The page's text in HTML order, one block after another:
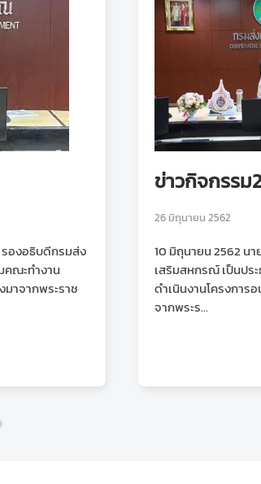
รองอธิบดีกรมส่ง
คณะทำงาน
าจากพระราช
ข่าวกิจกรรม
26 มิถุนายน 2562
10 มิถุนายน 2562 น
เสริมสหกรณ์ เป็นปร
ดำเนินงานโครงกา
จากพระร...